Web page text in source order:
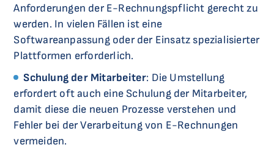
Anforderungen der E-Rechnungspflicht gerecht zu
werden. In vielen Fällen ist eine
Softwareanpassung oder der Einsatz spezialisierter
Plattformen erforderlich.
Schulung der Mitarbeiter: Die Umstellung
erfordert oft auch eine Schulung der Mitarbeiter,
damit diese die neuen Prozesse verstehen und
Fehler bei der Verarbeitung von E-Rechnungen
vermeiden.